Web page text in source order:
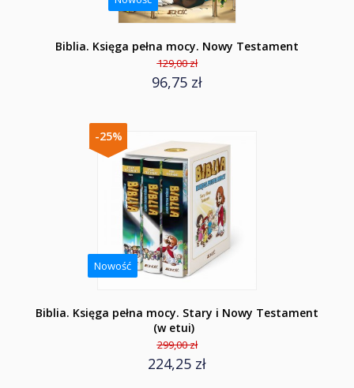
Biblia. Księga pełna mocy. Nowy Testament
129,00 zł
96,75 zł
-25%
Nowość
Biblia. Księga pełna mocy. Stary i Nowy Testament
(w etui)
299,00 zł
224,25 zł